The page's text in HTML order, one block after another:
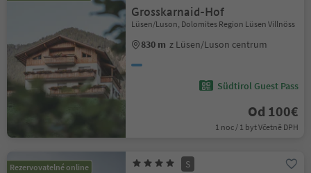
Grosskarnaid-Hof
Lüsen/Luson, Dolomites Region Lüsen Villnöss
830 m z Lüsen/Luson centrum
Südtirol Guest Pass
Od 100€
1 noc / 1 byt Včetně DPH
Rezervovatelné online S